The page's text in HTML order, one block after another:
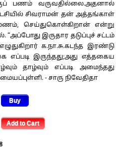
பணம் வருவதில்லை.அதனால்
சிவராமன் தன் அத்தங்காள்
செய்துகொள்கிறான் என்று
“அப்போது இருதார தடுப்புச் சட்டம்
க.நா.சு.கடந்த இரண்டு
எப்படி இருந்தது;அது எத்தகைய
தாழ்வும் எப்படி அமைந்தது
- சாரு நிவேதிதா